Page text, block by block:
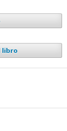
libro